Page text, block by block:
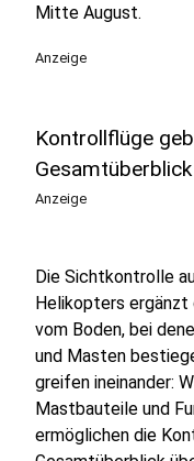
Mitte August.
Anzeige
Kontrollflüge
Gesamtüberblick
Anzeige
Die Sichtkontrolle
Helikopters ergänzt
vom Boden, bei
und Masten
greifen ineinander:
Mastbauteile und
ermöglichen die